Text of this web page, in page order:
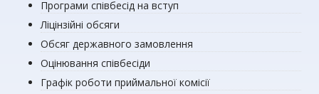
Програми співбесід на вступ
Ліцінзійні обсяги
Обсяг державного замовлення
Оцінювання співбесіди
Графік роботи приймальної комісії